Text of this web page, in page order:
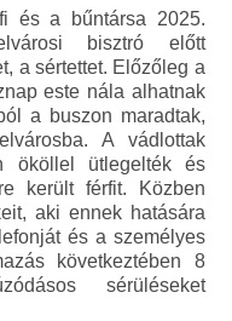
és a bűntársa 2025.
bisztró előtt
a sértettet. Előzőleg a
este nála alhatnak
a buszon maradtak,
A vádlottak
ököllel ütlegelték és
került férfit. Közben
aki ennek hatására
és a személyes
következtében 8
sérüléseket